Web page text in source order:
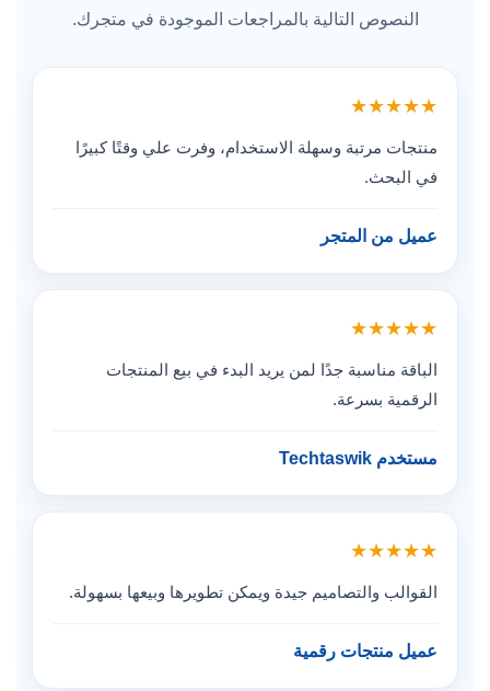
النصوص التالية بالمراجعات الموجودة في متجرك.
★★★★★
منتجات مرتبة وسهلة الاستخدام، وفرت علي وقتًا كبيرًا
في البحث.
عميل من المتجر
★★★★★
الباقة مناسبة جدًا لمن يريد البدء في بيع المنتجات
الرقمية بسرعة.
مستخدم Techtaswik
★★★★★
القوالب والتصاميم جيدة ويمكن تطويرها وبيعها بسهولة.
عميل منتجات رقمية